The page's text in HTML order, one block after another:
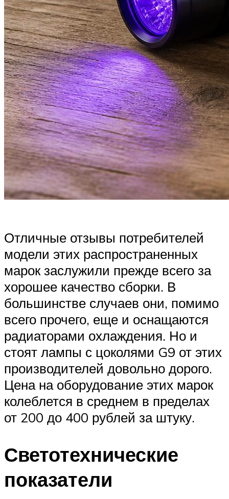
Отличные отзывы потребителей
модели этих распространенных
марок заслужили прежде всего за
хорошее качество сборки. В
большинстве случаев они, помимо
всего прочего, еще и оснащаются
радиаторами охлаждения. Но и
стоят лампы с цоколями G9 от этих
производителей довольно дорого.
Цена на оборудование этих марок
колеблется в среднем в пределах
от 200 до 400 рублей за штуку.
Светотехнические
показатели